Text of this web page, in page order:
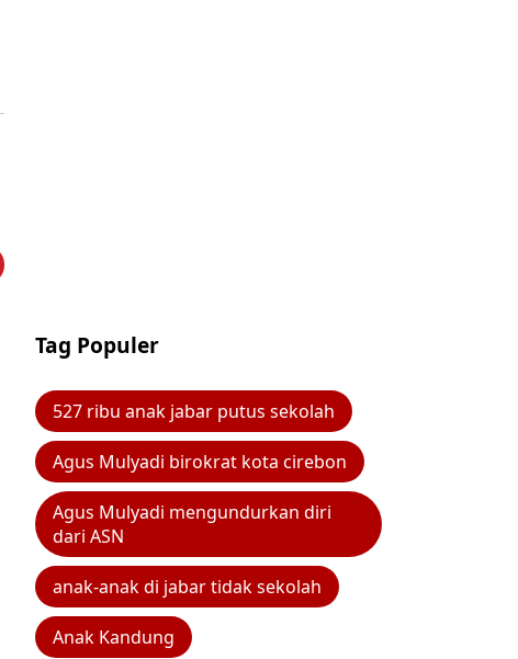
Tag Populer
527 ribu anak jabar putus sekolah
Agus Mulyadi birokrat kota cirebon
Agus Mulyadi mengundurkan diri
dari ASN
anak-anak di jabar tidak sekolah
Anak Kandung